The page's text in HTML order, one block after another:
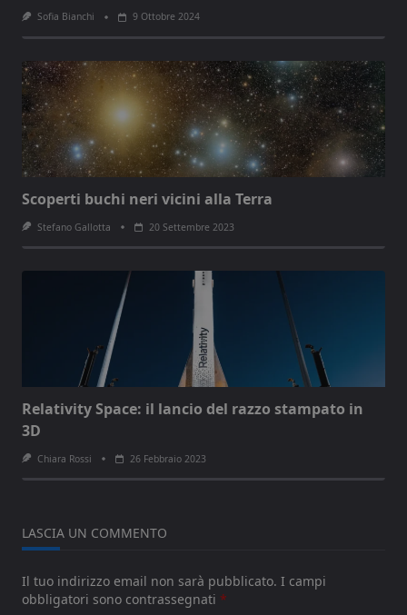
Sofia Bianchi 9 Ottobre 2024
Scoperti buchi neri vicini alla Terra
Stefano Gallotta 20 Settembre 2023
Relativity Space: il lancio del razzo stampato in
3D
Chiara Rossi 26 Febbraio 2023
LASCIA UN COMMENTO
Il tuo indirizzo email non sarà pubblicato. I campi
obbligatori sono contrassegnati *